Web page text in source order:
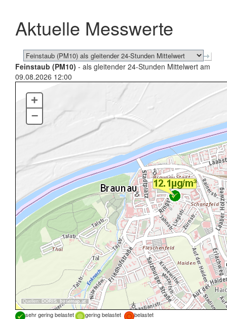
schließen
Aktuelle Messwerte
Feinstaub (PM10) - als gleitender 24-Stunden Mittelwert am
09.08.2026 12:00
Quellen: DORIS, basemap.at
+
–
sehr gering belastet gering belastet
belastet